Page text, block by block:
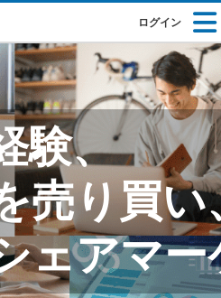
ログイン
験、
売り買い
ェアマー